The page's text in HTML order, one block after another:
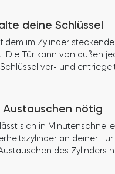
deine Schlüssel
dem im Zylinder
Die Tür kann von außen
ver- und
Austauschen nötig
lässt sich in
an deiner Tür
des Zylinders